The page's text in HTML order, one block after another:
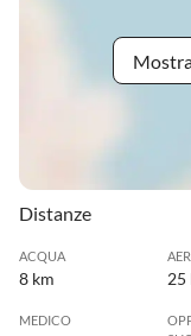
Distanze
ACQUA
8 km 25
MEDICO